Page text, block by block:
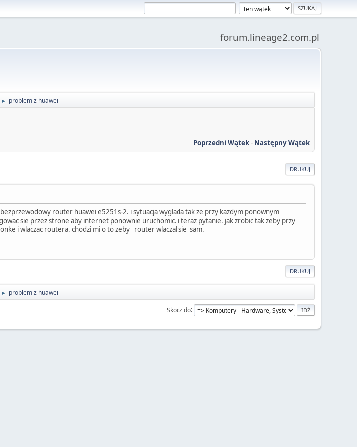
forum.lineage2.com.pl
► problem z huawei
Poprzedni Wątek- Następny Wątek
DRUKUJ
router huawei e5251s-2. i sytuacja wyglada tak ze przy kazdym ponownym
sie przez strone aby internet ponownie uruchomic. i teraz pytanie. jak zrobic tak zeby przy
i wlaczac routera. chodzi mi o to zeby router wlaczal sie sam.
DRUKUJ
► problem z huawei
Skocz do